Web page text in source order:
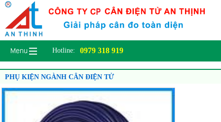
Hotline: 0979 318 919
PHỤ KIỆN NGÀNH CÂN ĐIỆN TỬ